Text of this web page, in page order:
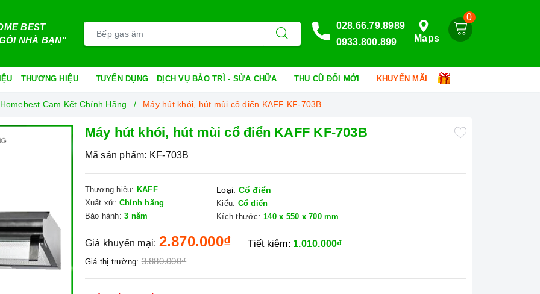
BEST
NHÀ BẠN"
0
Maps
028.66.79.8989
0933.800.899
THƯƠNG HIỆU TUYỂN DỤNG DỊCH VỤ BẢO TRÌ - SỬA CHỮA THU CŨ ĐỔI MỚI KHUYẾN MÃI
Cam Kết Chính Hãng Máy hút khói, hút mùi cổ điển KAFF KF-703B
Máy hút khói, hút mùi cổ điển KAFF KF-703B
Mã sản phẩm: KF-703B
Thương hiệu: KAFF
Xuất xứ: Chính hãng
Bảo hành: 3 năm
Loại: Cổ điển
Kiểu: Cổ điển
Kích thước: 140 x 550 x 700 mm
Giá khuyến mại: 2.870.000₫
Giá thị trường: 3.880.000₫
Tiết kiệm: 1.010.000₫